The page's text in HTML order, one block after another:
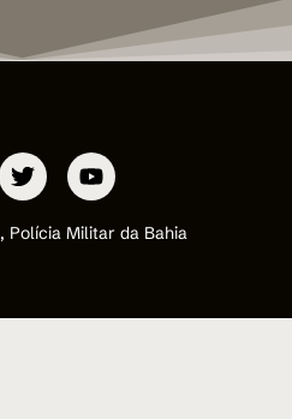
Militar da Bahia